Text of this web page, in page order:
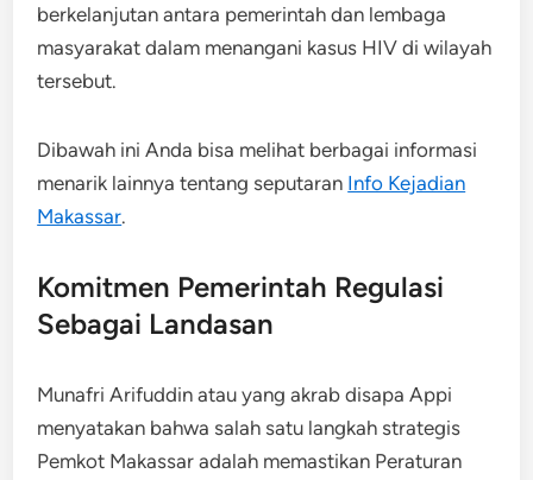
berkelanjutan antara pemerintah dan lembaga
masyarakat dalam menangani kasus HIV di wilayah
tersebut.
Dibawah ini Anda bisa melihat berbagai informasi
menarik lainnya tentang seputaran Info Kejadian
Makassar.
Komitmen Pemerintah Regulasi
Sebagai Landasan
Munafri Arifuddin atau yang akrab disapa Appi
menyatakan bahwa salah satu langkah strategis
Pemkot Makassar adalah memastikan Peraturan